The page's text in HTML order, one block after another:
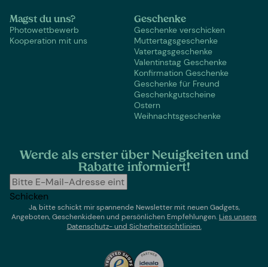
Magst du uns?
Photowettbewerb
Kooperation mit uns
Geschenke
Geschenke verschicken
Muttertagsgeschenke
Vatertagsgeschenke
Valentinstag Geschenke
Konfirmation Geschenke
Geschenke für Freund
Geschenkgutscheine
Ostern
Weihnachtsgeschenke
Werde als erster über Neuigkeiten und
Rabatte informiert!
Schicken
Ja, bitte schickt mir spannende Newsletter mit neuen Gadgets,
Angeboten, Geschenkideen und persönlichen Empfehlungen. Lies unsere
Datenschutz- und Sicherheitsrichtlinien.